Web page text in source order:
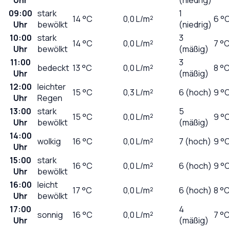
09:00
Uhr
stark
bewölkt 14°C 0,0L/m²
1
(niedrig) 6
10:00
Uhr
stark
bewölkt 14°C 0,0L/m²
3
(mäßig) 7
11:00
Uhr
bedeckt 13°C 0,0L/m²
3
(mäßig) 8
12:00
Uhr
leichter
Regen
15°C 0,3L/m² 6 (hoch) 9
13:00
Uhr
stark
bewölkt 15°C 0,0L/m²
5
(mäßig) 9
14:00
Uhr
wolkig 16°C 0,0L/m² 7 (hoch) 9
15:00
Uhr
stark
bewölkt 16°C 0,0L/m² 6 (hoch) 9
16:00
Uhr
leicht
bewölkt 17°C 0,0L/m² 6 (hoch) 8
17:00
Uhr
sonnig 16°C 0,0L/m²
4
(mäßig) 7